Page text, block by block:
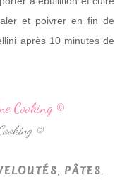
et poivrer en fin de
après 10 minutes de
©
, PÂTES,